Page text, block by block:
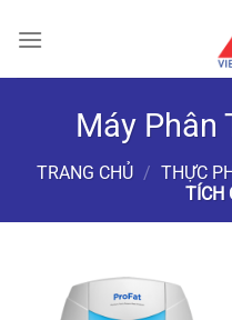
đến
Máy Phân
TRANG CHỦ / THỰC
TÍCH